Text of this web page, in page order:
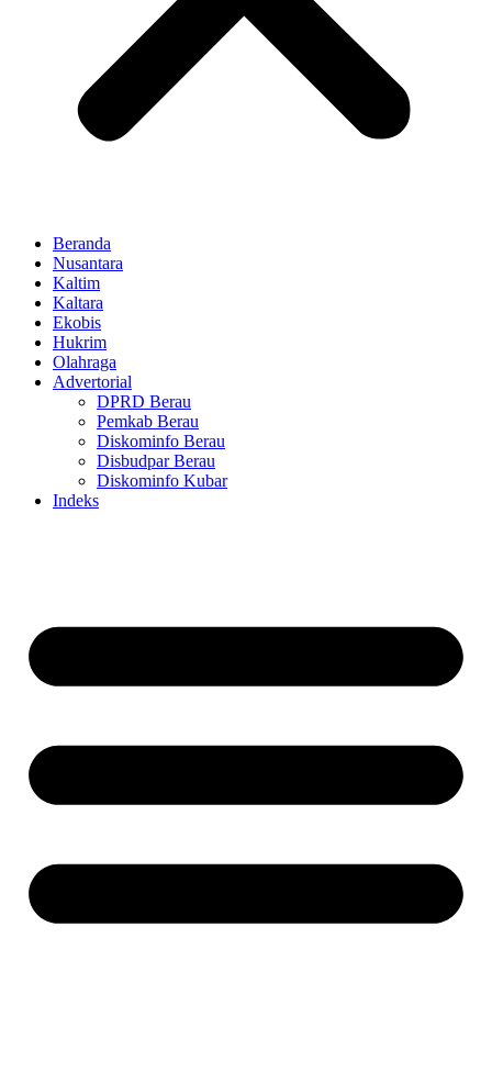
Beranda
Nusantara
Kaltim
Kaltara
Ekobis
Hukrim
Olahraga
Advertorial
DPRD Berau
Pemkab Berau
Diskominfo Berau
Disbudpar Berau
Diskominfo Kubar
Indeks